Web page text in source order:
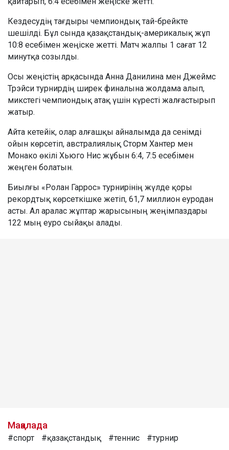
Кездесудің тағдыры чемпиондық тай-брейкте
шешілді. Бұл сында қазақстандық-америкалық жұп
10:8 есебімен жеңіске жетті. Матч жалпы 1 сағат 12
минутқа созылды.
Осы жеңістің арқасында Анна Данилина мен Джеймс
Трэйси турнирдің ширек финалына жолдама алып,
микстегі чемпиондық атақ үшін күресті жалғастырып
жатыр.
Айта кетейік, олар алғашқы айналымда да сенімді
ойын көрсетіп, австралиялық Сторм Хантер мен
Монако өкілі Хьюго Нис жұбын 6:4, 7:5 есебімен
жеңген болатын.
Биылғы «Ролан Гаррос» турнирінің жүлде қоры
рекордтық көрсеткішке жетіп, 61,7 миллион еуродан
асты. Ал аралас жұптар жарысының жеңімпаздары
122 мың еуро сыйақы алады.
Мақалада
#спорт #қазақстандық #теннис #турнир